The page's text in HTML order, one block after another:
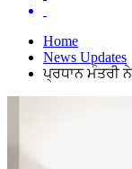
Home
News Updates
ਪ੍ਰਧਾਨ ਮੰਤਰੀ